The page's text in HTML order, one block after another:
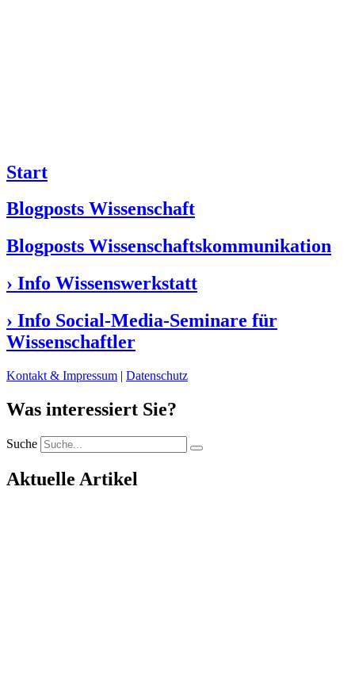
Start
Blogposts Wissenschaft
Blogposts Wissenschaftskommunikation
› Info Wissenswerkstatt
› Info Social-Media-Seminare für
Wissenschaftler
Kontakt & Impressum | Datenschutz
Was interessiert Sie?
Suche
Aktuelle Artikel